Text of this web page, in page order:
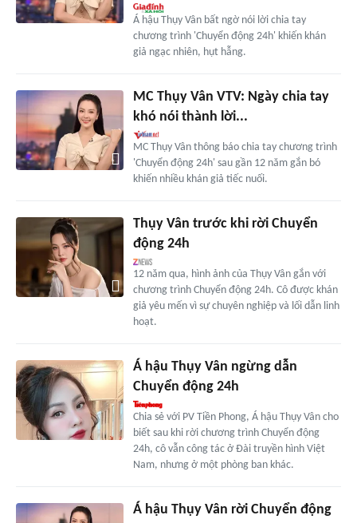
Á hậu Thụy Vân bất ngờ nói lời chia tay
chương trình 'Chuyển động 24h' khiến khán
giả ngạc nhiên, hụt hẫng.
MC Thụy Vân VTV: Ngày chia tay
khó nói thành lời...
MC Thụy Vân thông báo chia tay chương trình
'Chuyển động 24h' sau gần 12 năm gắn bó
khiến nhiều khán giả tiếc nuối.
Thụy Vân trước khi rời Chuyển
động 24h
12 năm qua, hình ảnh của Thụy Vân gắn với
chương trình Chuyển động 24h. Cô được khán
giả yêu mến vì sự chuyên nghiệp và lối dẫn linh
hoạt.
Á hậu Thụy Vân ngừng dẫn
Chuyển động 24h
Chia sẻ với PV Tiền Phong, Á hậu Thụy Vân cho
biết sau khi rời chương trình Chuyển động
24h, cô vẫn công tác ở Đài truyền hình Việt
Nam, nhưng ở một phòng ban khác.
Á hậu Thụy Vân rời Chuyển động